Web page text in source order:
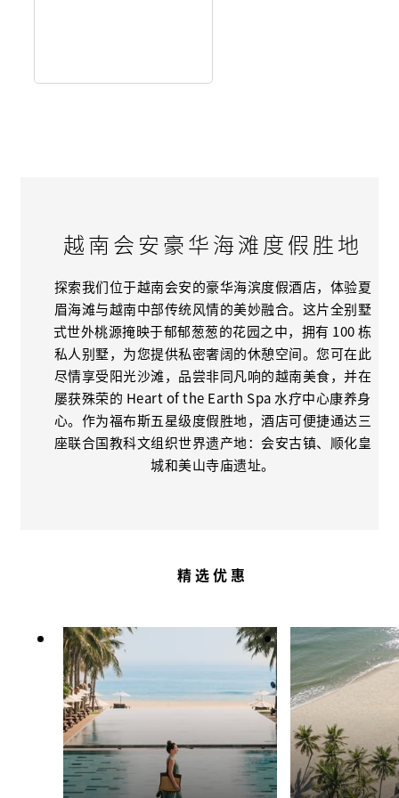
越南会安豪华海滩度假胜地
探索我们位于越南会安的豪华海滨度假酒店，体验夏
眉海滩与越南中部传统风情的美妙融合。这片全别墅
式世外桃源掩映于郁郁葱葱的花园之中，拥有 100 栋
私人别墅，为您提供私密奢阔的休憩空间。您可在此
尽情享受阳光沙滩，品尝非同凡响的越南美食，并在
屡获殊荣的 Heart of the Earth Spa 水疗中心康养身
心。作为福布斯五星级度假胜地，酒店可便捷通达三
座联合国教科文组织世界遗产地：会安古镇、顺化皇
城和美山寺庙遗址。
精选优惠